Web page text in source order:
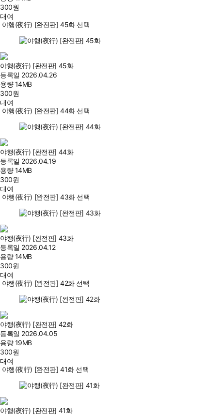
300원
대여
야행(夜行) [완전판] 45화 선택
야행(夜行) [완전판] 45화
등록일 2026.04.26
용량14MB
300원
대여
야행(夜行) [완전판] 44화 선택
야행(夜行) [완전판] 44화
등록일 2026.04.19
용량14MB
300원
대여
야행(夜行) [완전판] 43화 선택
야행(夜行) [완전판] 43화
등록일 2026.04.12
용량14MB
300원
대여
야행(夜行) [완전판] 42화 선택
야행(夜行) [완전판] 42화
등록일 2026.04.05
용량19MB
300원
대여
야행(夜行) [완전판] 41화 선택
야행(夜行) [완전판] 41화